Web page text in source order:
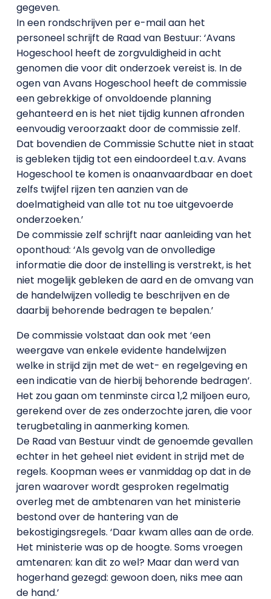
gegeven.
In een rondschrijven per e-mail aan het
personeel schrijft de Raad van Bestuur: ‘Avans
Hogeschool heeft de zorgvuldigheid in acht
genomen die voor dit onderzoek vereist is. In de
ogen van Avans Hogeschool heeft de commissie
een gebrekkige of onvoldoende planning
gehanteerd en is het niet tijdig kunnen afronden
eenvoudig veroorzaakt door de commissie zelf.
Dat bovendien de Commissie Schutte niet in staat
is gebleken tijdig tot een eindoordeel t.a.v. Avans
Hogeschool te komen is onaanvaardbaar en doet
zelfs twijfel rijzen ten aanzien van de
doelmatigheid van alle tot nu toe uitgevoerde
onderzoeken.’
De commissie zelf schrijft naar aanleiding van het
oponthoud: ‘Als gevolg van de onvolledige
informatie die door de instelling is verstrekt, is het
niet mogelijk gebleken de aard en de omvang van
de handelwijzen volledig te beschrijven en de
daarbij behorende bedragen te bepalen.’
De commissie volstaat dan ook met ‘een
weergave van enkele evidente handelwijzen
welke in strijd zijn met de wet- en regelgeving en
een indicatie van de hierbij behorende bedragen’.
Het zou gaan om tenminste circa 1,2 miljoen euro,
gerekend over de zes onderzochte jaren, die voor
terugbetaling in aanmerking komen.
De Raad van Bestuur vindt de genoemde gevallen
echter in het geheel niet evident in strijd met de
regels. Koopman wees er vanmiddag op dat in de
jaren waarover wordt gesproken regelmatig
overleg met de ambtenaren van het ministerie
bestond over de hantering van de
bekostigingsregels. ‘Daar kwam alles aan de orde.
Het ministerie was op de hoogte. Soms vroegen
amtenaren: kan dit zo wel? Maar dan werd van
hogerhand gezegd: gewoon doen, niks mee aan
de hand.’